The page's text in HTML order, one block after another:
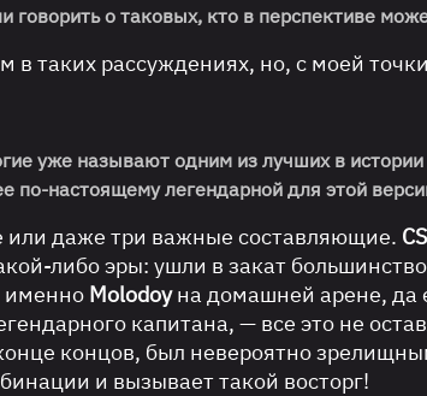
говорить о таковых, кто в перспективе
в таких рассуждениях, но, с моей
уже называют одним из лучших в
по-настоящему легендарной для этой
или даже три важные составляющие.
либо эры: ушли в закат
именно Molodoyна домашней арене, да
капитана, — все это не
концов, был невероятно
и вызывает такой восторг!